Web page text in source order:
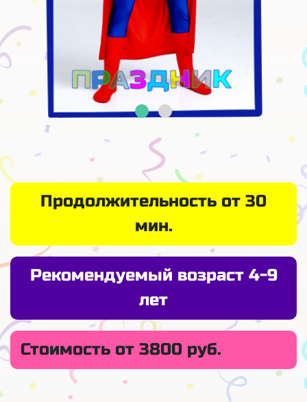
Продолжительность от 30
мин.
Рекомендуемый возраст 4-9
лет
Стоимость от 3800 руб.